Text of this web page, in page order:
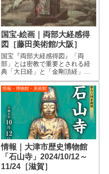
国宝-絵画｜両部大経感得
図［藤田美術館/大阪］
国宝『両部大経感得図』「両
部」とは密教で重要とされる経
典「大日経」と「金剛頂経」の
ことで、各経典をどのように得
たかを、約２m四方の襖絵に描い
ている。 保延２年（1136年）
に宮廷絵師の藤原宗弘によっ
て、やまと絵の手法で描かれ、
上部には能書家...
情報－博物館・美術館
情報｜大津市歴史博物館
「石山寺」2024/10/12～
11/24［滋賀］